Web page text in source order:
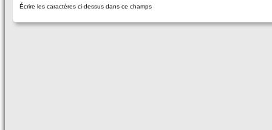
Écrire les caractères ci-dessus dans ce champs